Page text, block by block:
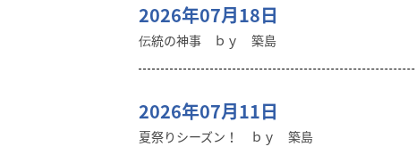
2026年07月18日
伝統の神事 ｂｙ 築島
2026年07月11日
夏祭りシーズン！ ｂｙ 築島